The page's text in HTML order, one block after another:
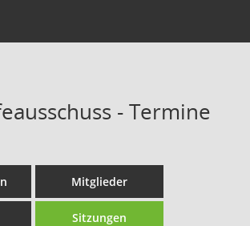
- Termine
Mitglieder
Sitzungen